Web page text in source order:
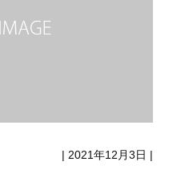
|2021年12月3日 |